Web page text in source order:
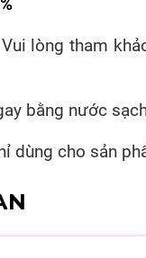
lòng tham
bằng nước
dùng cho sản